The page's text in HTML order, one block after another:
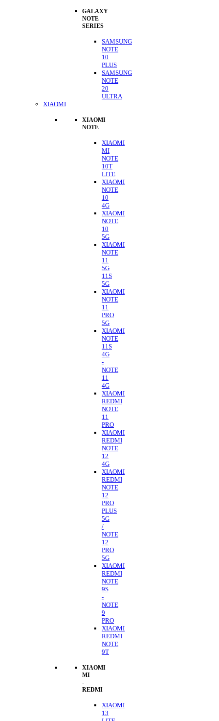
GALAXY
NOTE
SERIES
SAMSUNG
NOTE
10
PLUS
SAMSUNG
NOTE
20
ULTRA
XIAOMI
XIAOMI
NOTE
XIAOMI
MI
NOTE
10T
LITE
XIAOMI
NOTE
10
4G
XIAOMI
NOTE
10
5G
XIAOMI
NOTE
11
5G
11S
5G
XIAOMI
NOTE
11
PRO
5G
XIAOMI
NOTE
11S
4G
-
NOTE
11
4G
XIAOMI
REDMI
NOTE
11
PRO
XIAOMI
REDMI
NOTE
12
4G
XIAOMI
REDMI
NOTE
12
PRO
PLUS
5G
/
NOTE
12
PRO
5G
XIAOMI
REDMI
NOTE
9S
-
NOTE
9
PRO
XIAOMI
REDMI
NOTE
9T
XIAOMI
MI
-
REDMI
XIAOMI
13